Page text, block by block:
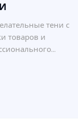
тени с
товаров и